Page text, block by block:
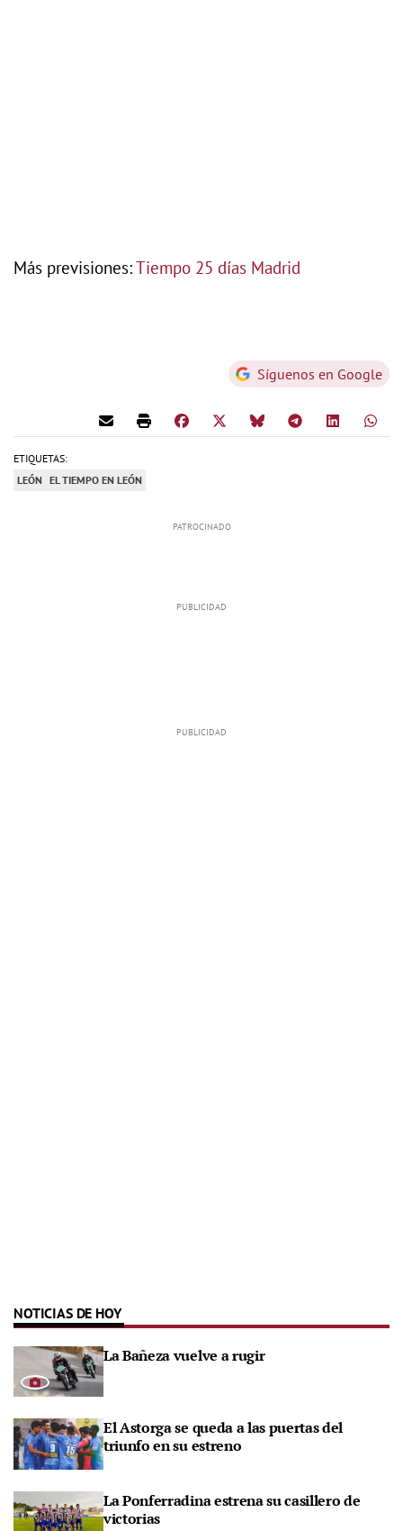
Más previsiones:Tiempo 25 días Madrid
Síguenos en Google
ETIQUETAS:
LEÓN EL TIEMPO EN LEÓN
NOTICIAS DE HOY
La Bañeza vuelve a rugir
El Astorga se queda a las puertas del
triunfo en su estreno
La Ponferradina estrena su casillero de
victorias